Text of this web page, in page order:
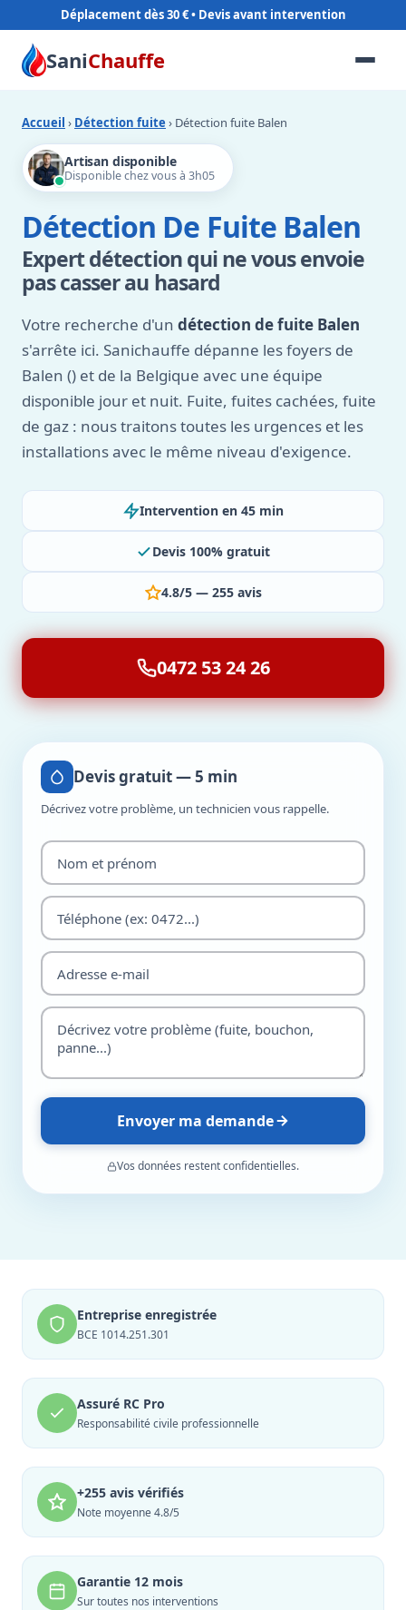
Déplacement dès 30 €
SaniChauffe
Accueil › Détection fuite › Détection fuite Balen
Artisan disponible
Disponible chez vous à 3h05
Détection De Fuite Balen
Expert détection qui ne vous envoie
pas casser au hasard
Votre recherche d'un détection de fuite Balen
s'arrête ici. Sanichauffe dépanne les foyers de
Balen () et de la Belgique avec une équipe
disponible jour et nuit. Fuite, fuites cachées, fuite
de gaz : nous traitons toutes les urgences et les
installations avec le même niveau d'exigence.
Intervention en 45 min
Devis 100% gratuit
4.8/5 — 255 avis
0472 53 24 26
Devis gratuit — 5 min
Décrivez votre problème, un technicien vous rappelle.
Envoyer ma demande
Vos données restent confidentielles.
Entreprise enregistrée
BCE 1014.251.301
Assuré RC Pro
Responsabilité civile professionnelle
+255 avis vérifiés
Note moyenne 4.8/5
Garantie 12 mois
Sur toutes nos interventions